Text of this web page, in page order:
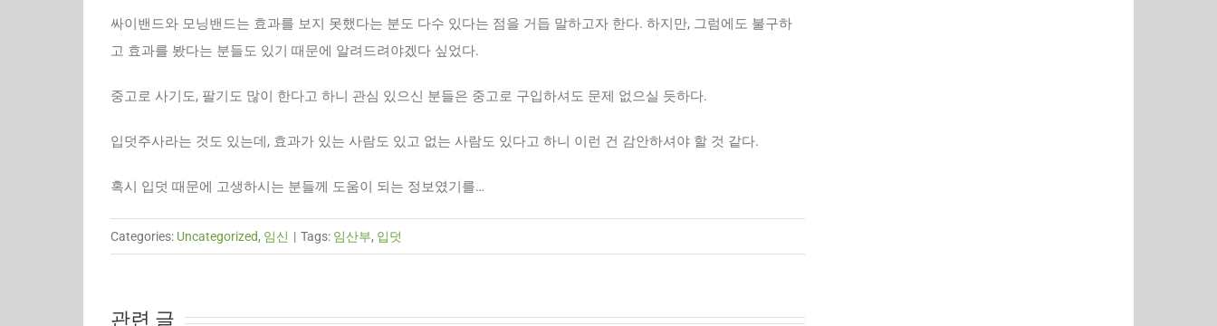
싸이밴드와 모닝밴드는 효과를 보지 못했다는 분도 다수 있다는 점을 거듭 말하고자 한다. 하지만, 그럼에도 불구하
고 효과를 봤다는 분들도 있기 때문에 알려드려야겠다 싶었다.
중고로 사기도, 팔기도 많이 한다고 하니 관심 있으신 분들은 중고로 구입하셔도 문제 없으실 듯하다.
입덧주사라는 것도 있는데, 효과가 있는 사람도 있고 없는 사람도 있다고 하니 이런 건 감안하셔야 할 것 같다.
혹시 입덧 때문에 고생하시는 분들께 도움이 되는 정보였기를…
Categories: Uncategorized, 임신 | Tags: 임산부, 입덧
관련 글